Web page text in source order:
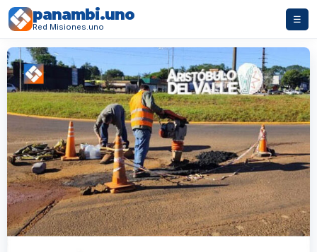
panambi.uno
Red Misiones.uno
☰